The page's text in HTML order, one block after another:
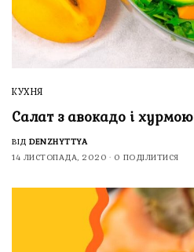
КУХНЯ
Салат з авокадо і хурмою
ВІД DENZHYTTYA
14 ЛИСТОПАДА, 2020
0 ПОДІЛИТИСЯ